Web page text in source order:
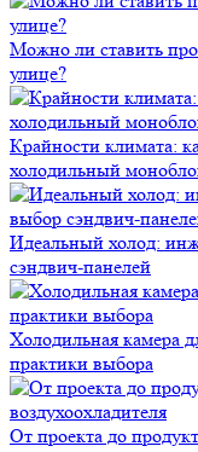
Можно ли ставить
улице?
Крайности климата:
холодильный
Идеальный холод:
сэндвич-панелей
Холодильная камера
практики выбора
От проекта до